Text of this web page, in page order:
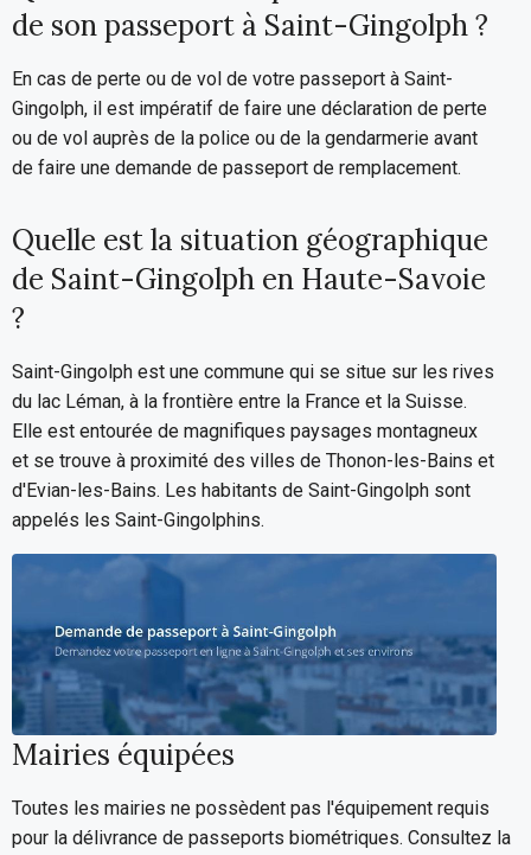
de son passeport à Saint-Gingolph ?
En cas de perte ou de vol de votre passeport à Saint-
Gingolph, il est impératif de faire une déclaration de perte
ou de vol auprès de la police ou de la gendarmerie avant
de faire une demande de passeport de remplacement.
Quelle est la situation géographique
de Saint-Gingolph en Haute-Savoie
?
Saint-Gingolph est une commune qui se situe sur les rives
du lac Léman, à la frontière entre la France et la Suisse.
Elle est entourée de magnifiques paysages montagneux
et se trouve à proximité des villes de Thonon-les-Bains et
d'Evian-les-Bains. Les habitants de Saint-Gingolph sont
appelés les Saint-Gingolphins.
Mairies équipées
Toutes les mairies ne possèdent pas l'équipement requis
pour la délivrance de passeports biométriques. Consultez la